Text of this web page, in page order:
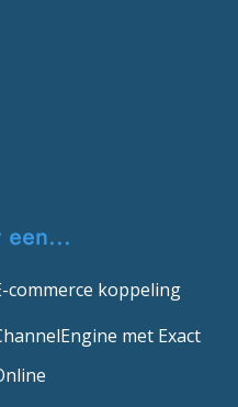
een...
commerce koppeling
met Exact